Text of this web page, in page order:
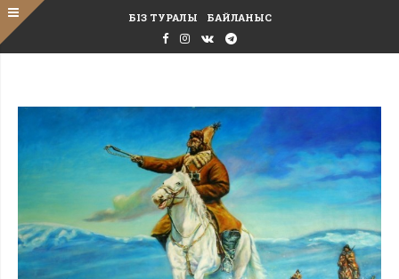
БІЗ ТУРАЛЫ БАЙЛАНЫС